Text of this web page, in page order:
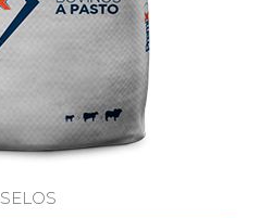
SELOS